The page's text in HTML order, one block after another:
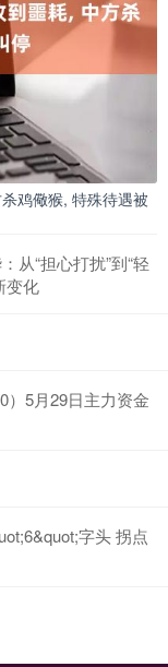
鸡儆猴, 特殊待遇被
从“担心打扰”到“轻
变化
）5月29日主力资金
字头 拐点